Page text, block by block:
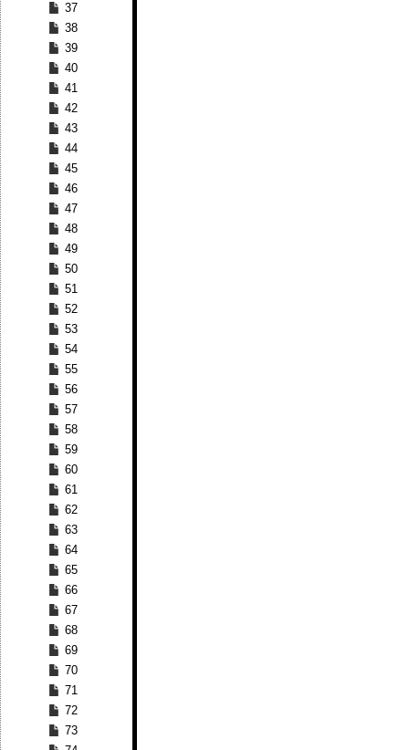
37
38
39
40
41
42
43
44
45
46
47
48
49
50
51
52
53
54
55
56
57
58
59
60
61
62
63
64
65
66
67
68
69
70
71
72
73